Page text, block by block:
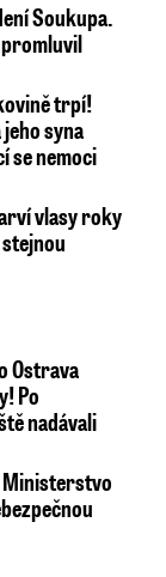
Soukupa.
trpí!
syna
se nemoci
vlasy roky
Ostrava
Po
nadávali
Ministerstvo